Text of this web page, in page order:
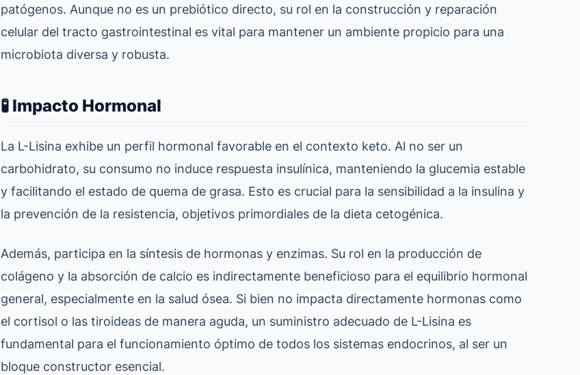
patógenos. Aunque no es un prebiótico directo, su rol en la construcción y reparación
celular del tracto gastrointestinal es vital para mantener un ambiente propicio para una
microbiota diversa y robusta.
🧪 Impacto Hormonal
La L-Lisina exhibe un perfil hormonal favorable en el contexto keto. Al no ser un
carbohidrato, su consumo no induce respuesta insulínica, manteniendo la glucemia estable
y facilitando el estado de quema de grasa. Esto es crucial para la sensibilidad a la insulina y
la prevención de la resistencia, objetivos primordiales de la dieta cetogénica.
Además, participa en la síntesis de hormonas y enzimas. Su rol en la producción de
colágeno y la absorción de calcio es indirectamente beneficioso para el equilibrio hormonal
general, especialmente en la salud ósea. Si bien no impacta directamente hormonas como
el cortisol o las tiroideas de manera aguda, un suministro adecuado de L-Lisina es
fundamental para el funcionamiento óptimo de todos los sistemas endocrinos, al ser un
bloque constructor esencial.